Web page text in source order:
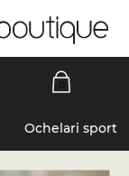
Ochelari sport